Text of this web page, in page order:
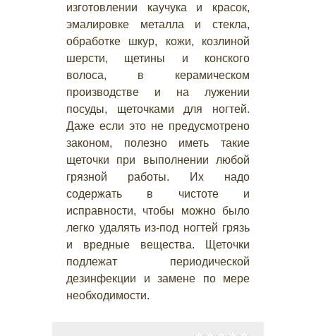
изготовлении каучука и красок,
эмалировке металла и стекла,
обработке шкур, кожи, козлиной
шерсти, щетины и конского
волоса, в керамическом
производстве и на лужении
посуды, щеточками для ногтей.
Даже если это не предусмотрено
законом, полезно иметь такие
щеточки при выполнении любой
грязной работы. Их надо
содержать в чистоте и
исправности, чтобы можно было
легко удалять из-под ногтей грязь
и вредные вещества. Щеточки
подлежат периодической
дезинфекции и замене по мере
необходимости.